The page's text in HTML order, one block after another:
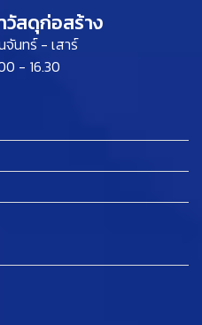
สดุก่อสร้าง
จันทร์ - เสาร์
- 16.30